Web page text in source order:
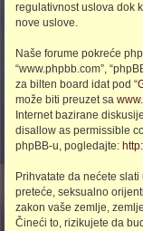
regulativnost uslova dok
nove uslove.
Naše forume pokreće
“www.phpbb.com”,
za bilten board idat pod “
može biti preuzet sa
Internet bazirane
disallow as permissible
phpBB-u, pogledajte:
Prihvatate da nećete
preteće, seksualno
zakon vaše zemlje,
Čineći to, rizikujete da